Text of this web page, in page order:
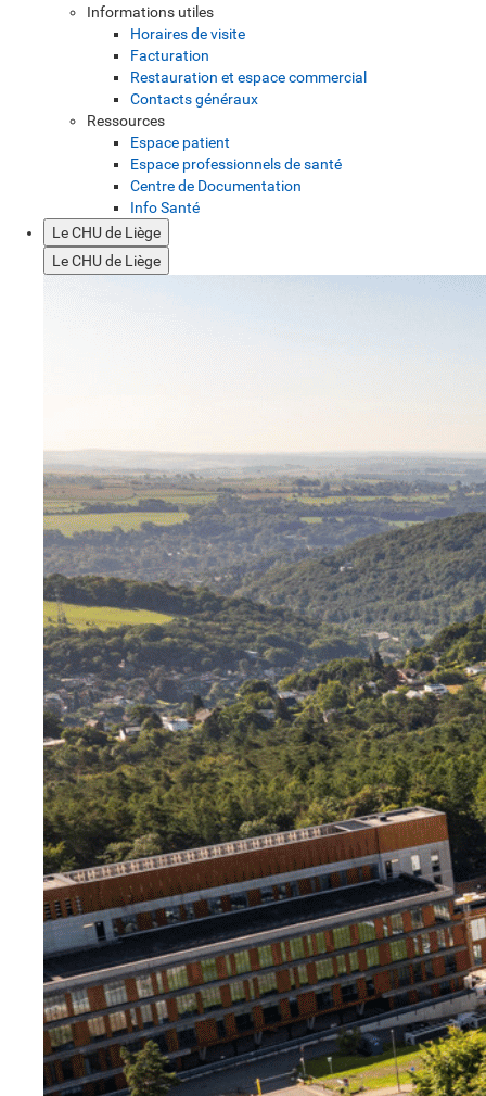
Informations utiles
Horaires de visite
Facturation
Restauration et espace commercial
Contacts généraux
Ressources
Espace patient
Espace professionnels de santé
Centre de Documentation
Info Santé
Le CHU de Liège
Le CHU de Liège